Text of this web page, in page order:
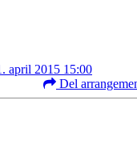
april 2015 15:00
Del